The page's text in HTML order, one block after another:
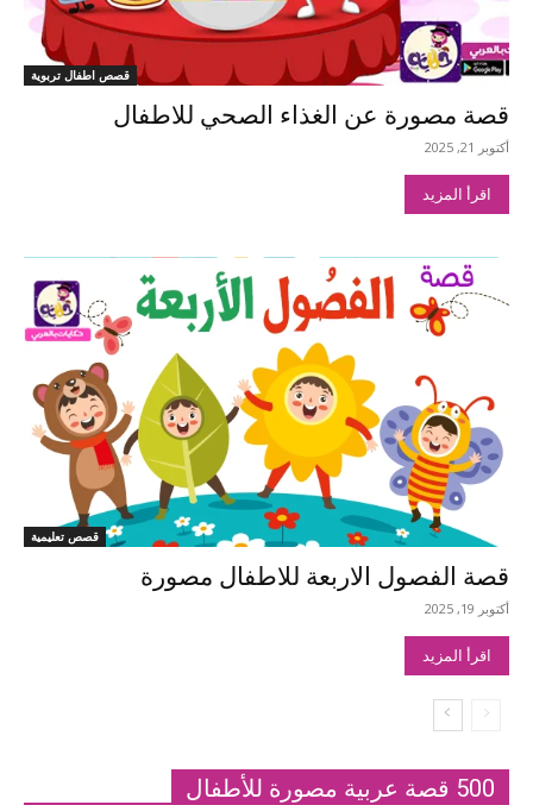
قصص اطفال تربوية
قصة مصورة عن الغذاء الصحي للاطفال
أكتوبر 21, 2025
اقرأ المزيد
قصص تعليمية
قصة الفصول الاربعة للاطفال مصورة
أكتوبر 19, 2025
اقرأ المزيد
500 قصة عربية مصورة للأطفال